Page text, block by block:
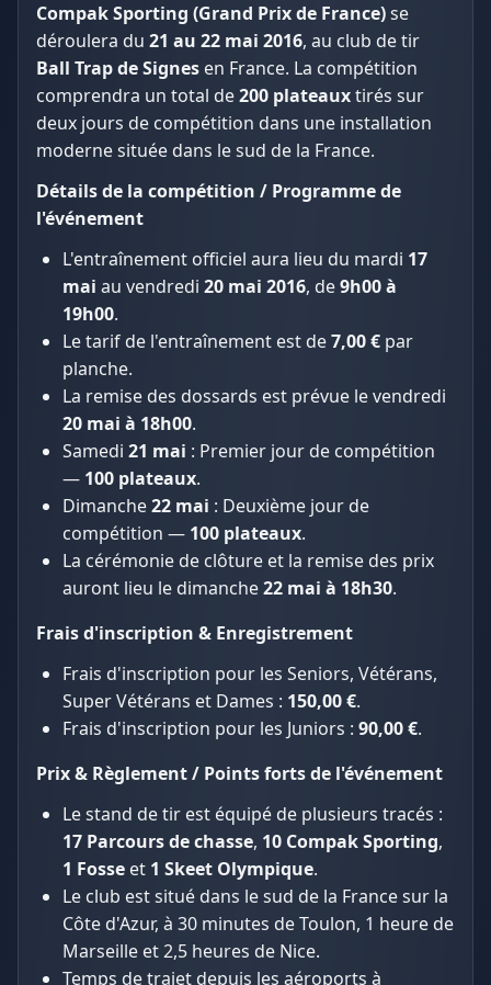
Compak Sporting (Grand Prix de France)se
déroulera du 21 au 22 mai 2016, au club de tir
Ball Trap de Signes en France. La compétition
comprendra un total de200 plateauxtirés sur
deux jours de compétition dans une installation
moderne située dans le sud de la France.
Détails de la compétition / Programme de
l'événement
L'entraînement officiel aura lieu du mardi 17
mai au vendredi 20 mai 2016, de9h00 à
19h00.
Le tarif de l'entraînement est de7,00 € par
planche.
La remise des dossards est prévue le vendredi
20 mai à 18h00.
Samedi 21 mai : Premier jour de compétition
— 100 plateaux.
Dimanche22 mai : Deuxième jour de
compétition — 100 plateaux.
La cérémonie de clôture et la remise des prix
auront lieu le dimanche22 mai à 18h30.
Frais d'inscription & Enregistrement
Frais d'inscription pour les Seniors, Vétérans,
Super Vétérans et Dames : 150,00 €.
Frais d'inscription pour les Juniors : 90,00 €.
Prix & Règlement / Points forts de l'événement
Le stand de tir est équipé de plusieurs tracés :
17 Parcours de chasse, 10 Compak Sporting,
1 Fosse et 1 Skeet Olympique.
Le club est situé dans le sud de la France sur la
Côte d'Azur, à 30 minutes de Toulon, 1 heure de
Marseille et 2,5 heures de Nice.
Temps de trajet depuis les aéroports à